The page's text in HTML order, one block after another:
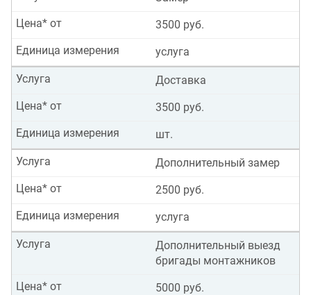
3500 руб.
Цена* от
услуга
Единица измерения
Доставка
Услуга
3500 руб.
Цена* от
шт.
Единица измерения
Дополнительный замер
Услуга
2500 руб.
Цена* от
услуга
Единица измерения
Дополнительный выезд
бригады монтажников
Услуга
5000 руб.
Цена* от